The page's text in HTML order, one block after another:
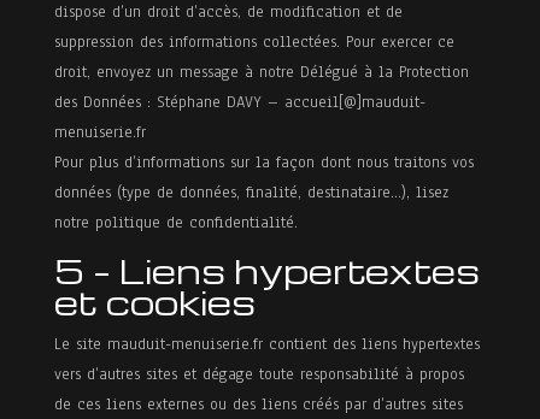
dispose d’un droit d’accès, de modification et de
suppression des informations collectées. Pour exercer ce
droit, envoyez un message à notre Délégué à la Protection
des Données : Stéphane DAVY – accueil[@]mauduit-
menuiserie.fr
Pour plus d’informations sur la façon dont nous traitons vos
données (type de données, finalité, destinataire…), lisez
notre politique de confidentialité.
5 – Liens hypertextes
et cookies
Le site mauduit-menuiserie.fr contient des liens hypertextes
vers d’autres sites et dégage toute responsabilité à propos
de ces liens externes ou des liens créés par d’autres sites